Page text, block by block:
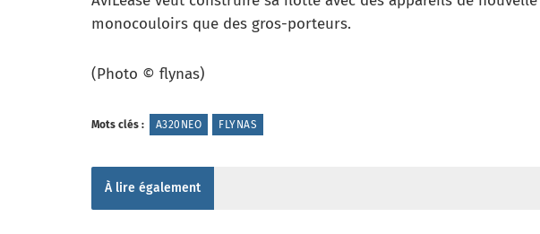
monocouloirs que des gros-porteurs.
(Photo © flynas)
Mots clés : A320NEO FLYNAS
À lire également